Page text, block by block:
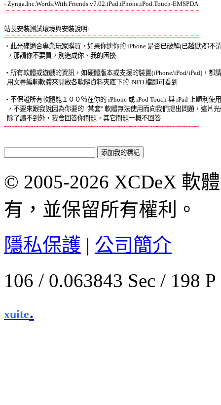
-=-=-=-=-=-=-=-=-=-=-=-=-=-=-=-=-=-=-=-=-=-=-=-=-=-=-=-=-=-=-=-=-=-=-=-=
站長安裝測試環境與安裝說明:
-=-=-=-=-=-=-=-=-=-=-=-=-=-=-=-=-=-=-=-=-=-=-=-=-=-=-=-=-=-=-=-=-=-=-=-=
‧此光碟適合專業玩家購買，如果你連你的 iPhone 是否已破解(已越獄)都不
  ，那請你不要買，別造成你、我的困擾
‧所有軟體或遊戲的資訊，如硬體版本或支援的裝置(iPhone/iPod/iPad)，都
  用文書編輯軟體來開啟各軟體資料夾底下的 .NFO 檔即可看到
‧不保證所有軟體能１００％在你的 iPhone 或 iPod Touch 與 iPad 上順利使
，不要來跟我說因為你要的 "某套" 軟體無法使用而向我們提出問題，這片
-=-=-=-=-=-=-=-=-=-=-=-=-=-=-=-=-=-=-=-=-=-=-=-=-=-=-=-=-=-=-=-=-=-=-=-=
© 2005-2026 XCDeX 軟
有，並保留所有權利。
隱私保護 | 公司簡介
106 / 0.063843 Sec / 198
xuite.